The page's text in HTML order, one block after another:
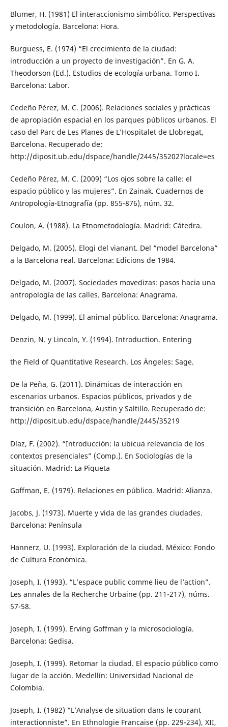
Blumer, H. (1981) El interaccionismo simbólico. Perspectivas
y metodología. Barcelona: Hora.
Burguess, E. (1974) “El crecimiento de la ciudad:
introducción a un proyecto de investigación”. En G. A.
Theodorson (Ed.). Estudios de ecología urbana. Tomo I.
Barcelona: Labor.
Cedeño Pérez, M. C. (2006). Relaciones sociales y prácticas
de apropiación espacial en los parques públicos urbanos. El
caso del Parc de Les Planes de L’Hospitalet de Llobregat,
Barcelona. Recuperado de:
http://diposit.ub.edu/dspace/handle/2445/35202?locale=es
Cedeño Pérez, M. C. (2009) “Los ojos sobre la calle: el
espacio público y las mujeres”. En Zainak. Cuadernos de
Antropología-Etnografía (pp. 855-876), núm. 32.
Coulon, A. (1988). La Etnometodología. Madrid: Cátedra.
Delgado, M. (2005). Elogi del vianant. Del “model Barcelona”
a la Barcelona real. Barcelona: Edicions de 1984.
Delgado, M. (2007). Sociedades movedizas: pasos hacia una
antropología de las calles. Barcelona: Anagrama.
Delgado, M. (1999). El animal público. Barcelona: Anagrama.
Denzin, N. y Lincoln, Y. (1994). Introduction. Entering
the Field of Quantitative Research. Los Ángeles: Sage.
De la Peña, G. (2011). Dinámicas de interacción en
escenarios urbanos. Espacios públicos, privados y de
transición en Barcelona, Austin y Saltillo. Recuperado de:
http://diposit.ub.edu/dspace/handle/2445/35219
Díaz, F. (2002). “Introducción: la ubicua relevancia de los
contextos presenciales” (Comp.). En Sociologías de la
situación. Madrid: La Piqueta
Goffman, E. (1979). Relaciones en público. Madrid: Alianza.
Jacobs, J. (1973). Muerte y vida de las grandes ciudades.
Barcelona: Península
Hannerz, U. (1993). Exploración de la ciudad. México: Fondo
de Cultura Económica.
Joseph, I. (1993). “L’espace public comme lieu de l’action”.
Les annales de la Recherche Urbaine (pp. 211-217), núms.
57-58.
Joseph, I. (1999). Erving Goffman y la microsociología.
Barcelona: Gedisa.
Joseph, I. (1999). Retomar la ciudad. El espacio público como
lugar de la acción. Medellín: Universidad Nacional de
Colombia.
Joseph, I. (1982) “L’Analyse de situation dans le courant
interactionniste”. En Ethnologie Francaise (pp. 229-234), XII,